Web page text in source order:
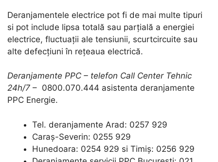
Deranjamentele electrice pot fi de mai multe tipuri
si pot include lipsa totală sau parțială a energiei
electrice, fluctuații ale tensiunii, scurtcircuite sau
alte defecțiuni în rețeaua electrică.
Deranjamente PPC – telefon Call Center Tehnic
24h/7 – 0800.070.444 asistenta deranjamente
PPC Energie.
Tel. deranjamente Arad: 0257 929
Caraș-Severin: 0255 929
Hunedoara: 0254 929 si Timiș: 0256 929